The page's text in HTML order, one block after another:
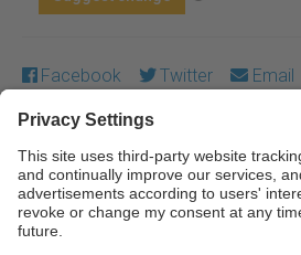
Facebook Twitter Email
Except where otherwise noted,
licensed under a Creative
NonCommercial-NoDerivs 3.0 Spain